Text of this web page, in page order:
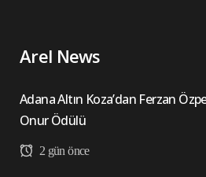
Arel News
Adana Altın Koza’dan Ferzan
Onur Ödülü
2 gün önce